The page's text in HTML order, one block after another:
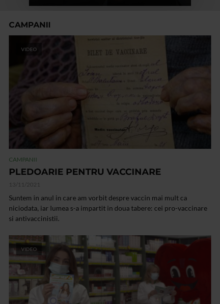
CAMPANII
VIDEO
CAMPANII
PLEDOARIE PENTRU VACCINARE
13/11/2021
Suntem in anul in care am vorbit despre vaccin mai mult ca
niciodata, iar lumea s-a impartit in doua tabere: cei pro-vaccinare
si antivaccinistii.
VIDEO